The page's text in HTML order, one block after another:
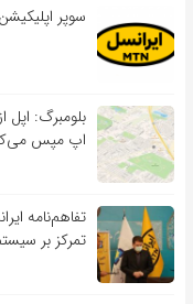
سوپر اپلیکیشن
بلومبرگ: اپل
اپ مپس
تفاهم‌نامه‌
تمرکز بر